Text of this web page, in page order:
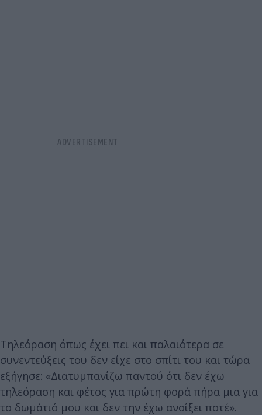
Τηλεόραση όπως έχει πει και παλαιότερα σε
συνεντεύξεις του δεν είχε στο σπίτι του και τώρα
εξήγησε: «Διατυμπανίζω παντού ότι δεν έχω
τηλεόραση και φέτος για πρώτη φορά πήρα μια για
το δωμάτιό μου και δεν την έχω ανοίξει ποτέ».